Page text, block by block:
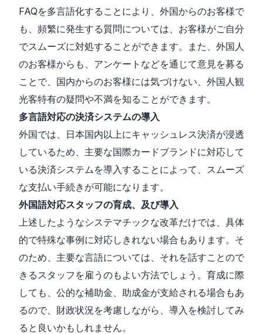
FAQを多言語化することにより、外国からのお客様で
も、頻繁に発生する質問については、お客様がご自分
でスムーズに対処することができます。また、外国人
のお客様からも、アンケートなどを通じて意見を募る
ことで、国内からのお客様には気づけない、外国人観
光客特有の疑問や不満を知ることができます。
多言語対応の決済システムの導入
外国では、日本国内以上にキャッシュレス決済が浸透
しているため、主要な国際カードブランドに対応して
いる決済システムを導入することによって、スムーズ
な支払い手続きが可能になります。
外国語対応スタッフの育成、及び導入
上述したようなシステマチックな改革だけでは、具体
的で特殊な事例に対応しきれない場合もあります。そ
のため、主要な言語については、それを話すことので
きるスタッフを雇うのもよい方法でしょう。育成に際
しても、公的な補助金、助成金が支給される場合もあ
るので、財政状況を考慮しながら、導入を検討してみ
ると良いかもしれません。